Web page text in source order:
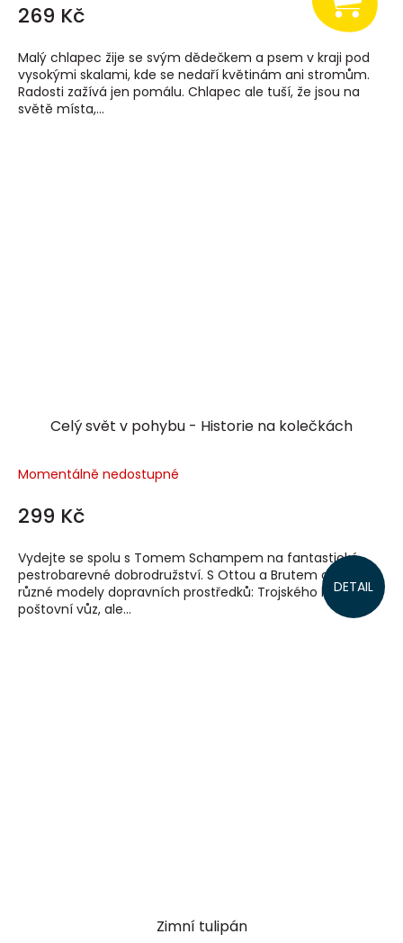
269 Kč
Malý chlapec žije se svým dědečkem a psem v kraji pod
vysokými skalami, kde se nedaří květinám ani stromům.
Radosti zažívá jen pomálu. Chlapec ale tuší, že jsou na
světě místa,...
Celý svět v pohybu - Historie na kolečkách
Momentálně nedostupné
299 Kč
DETAIL
Vydejte se spolu s Tomem Schampem na fantastické
pestrobarevné dobrodružství. S Ottou a Brutem objevíte
různé modely dopravních prostředků: Trojského koně,
poštovní vůz, ale...
Zimní tulipán